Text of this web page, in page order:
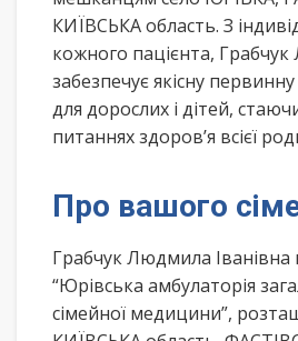
КИЇВСЬКА область. З
кожного пацієнта,
забезпечує якісну
для дорослих і дітей,
питаннях здоров’я всієї
Про вашого
Грабчук Людмила
“Юрівська амбулаторія
сімейної медицини”,